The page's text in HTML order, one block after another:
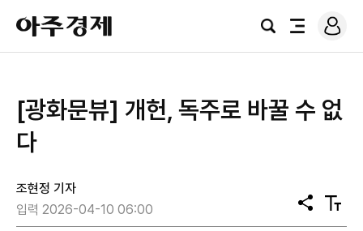
아
주
경
검
전
로
그
[광화문뷰] 개헌, 독주로 바꿀 수 없
다
조현정 기자
입력 2026-04-10 06:00
공
유
텍
스